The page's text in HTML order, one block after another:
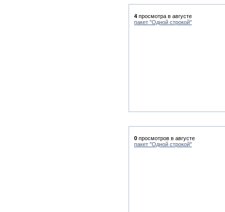
4 просмотра в августе
пакет "Одной строкой"
0 просмотров в августе
пакет "Одной строкой"